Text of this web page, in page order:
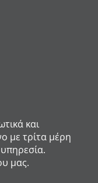
και
με τρίτα μέρη
μας.